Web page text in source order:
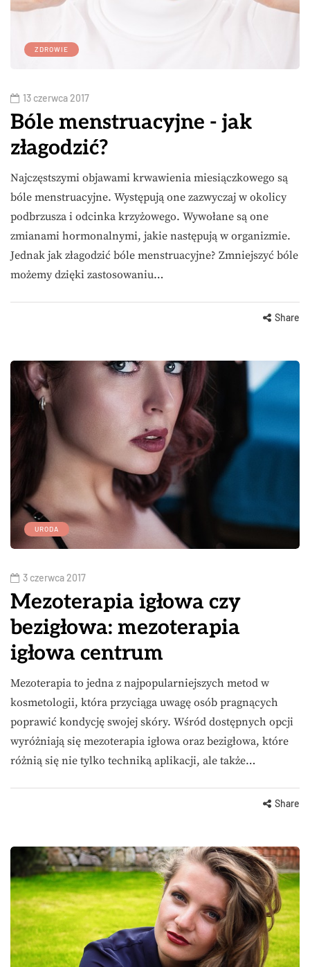
ZDROWIE
13 czerwca 2017
Bóle menstruacyjne - jak
złagodzić?
Najczęstszymi objawami krwawienia miesiączkowego są
bóle menstruacyjne. Występują one zazwyczaj w okolicy
podbrzusza i odcinka krzyżowego. Wywołane są one
zmianami hormonalnymi, jakie następują w organizmie.
Jednak jak złagodzić bóle menstruacyjne? Zmniejszyć bóle
możemy dzięki zastosowaniu…
Share
URODA
3 czerwca 2017
Mezoterapia igłowa czy
bezigłowa: mezoterapia
igłowa centrum
Mezoterapia to jedna z najpopularniejszych metod w
kosmetologii, która przyciąga uwagę osób pragnących
poprawić kondycję swojej skóry. Wśród dostępnych opcji
wyróżniają się mezoterapia igłowa oraz bezigłowa, które
różnią się nie tylko techniką aplikacji, ale także…
Share